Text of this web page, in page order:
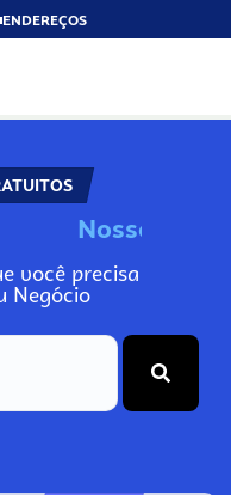
ENDEREÇOS
Nos
N
você precisa
Negócio